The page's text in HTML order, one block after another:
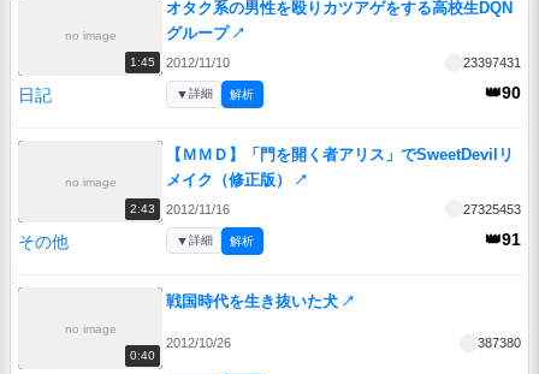
no image
1:45
オタク系の男性を殴りカツアゲをする高校生DQN
グループ ↗
2012/11/10 23397431
日記 👑90
▼詳細 解析
no image
2:43
【ＭＭＤ】「門を開く者アリス」でSweetDevilリ
メイク（修正版）
↗
2012/11/16 27325453
その他 👑91
▼詳細 解析
no image
0:40
戦国時代を生き抜いた犬 ↗
2012/10/26 387380